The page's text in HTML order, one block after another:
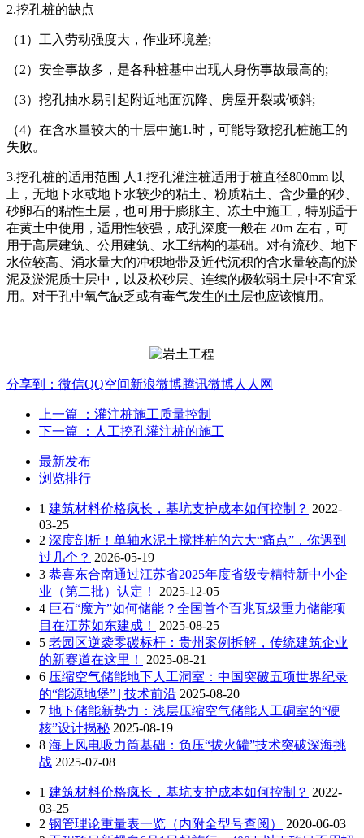
2.挖孔桩的缺点
（1）工入劳动强度大，作业环境差;
（2）安全事故多，是各种桩基中出现人身伤事故最高的;
（3）挖孔抽水易引起附近地面沉降、房屋开裂或倾斜;
（4）在含水量较大的十层中施1.时，可能导致挖孔桩施工的
失败。
3.挖孔桩的适用范围 人1.挖孔灌注桩适用于桩直径800mm 以
上，无地下水或地下水较少的粘土、粉质粘土、含少量的砂、
砂卵石的粘性土层，也可用于膨胀主、冻土中施工，特别适于
在黄土中使用，适用性较强，成孔深度一般在 20m 左右，可
用于高层建筑、公用建筑、水工结构的基础。对有流砂、地下
水位较高、涌水量大的冲积地带及近代沉积的含水量较高的淤
泥及淤泥质士层中，以及松砂层、连续的极软弱土层中不宜采
用。对于孔中氧气缺乏或有毒气发生的土层也应该慎用。
分享到： 微信QQ空间新浪微博腾讯微博人人网
上一篇
：灌注桩施工质量控制
下一篇
：人工挖孔灌注桩的施工
最新发布
浏览排行
1 建筑材料价格疯长，基坑支护成本如何控制？ 2022-
03-25
2 深度剖析！单轴水泥土搅拌桩的六大“痛点”，你遇到
过几个？ 2026-05-19
3 恭喜东合南通过江苏省2025年度省级专精特新中小企
业（第二批）认定！
2025-12-05
4 巨石“魔方”如何储能？全国首个百兆瓦级重力储能项
目在江苏如东建成！
2025-08-25
5 老园区逆袭零碳标杆：贵州案例拆解，传统建筑企业
的新赛道在这里！
2025-08-21
6 压缩空气储能地下人工洞室：中国突破五项世界纪录
的“能源地堡” | 技术前沿 2025-08-20
7 地下储能新势力：浅层压缩空气储能人工硐室的“硬
核”设计揭秘 2025-08-19
8 海上风电吸力筒基础：负压“拔火罐”技术突破深海挑
战 2025-07-08
1 建筑材料价格疯长，基坑支护成本如何控制？ 2022-
03-25
2 钢管理论重量表一览（内附全型号查阅）
2020-06-03